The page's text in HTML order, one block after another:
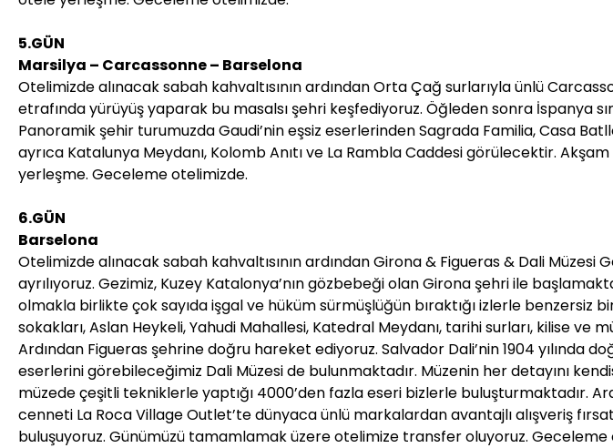
5.GÜN
Marsilya – Carcassonne – Barselona
Otelimizde alınacak sabah kahvaltısının ardından Orta Çağ surlarıyla ünlü
etrafında yürüyüş yaparak bu masalsı şehri keşfediyoruz. Öğleden sonra İspanya
Panoramik şehir turumuzda Gaudi’nin eşsiz eserlerinden Sagrada Familia, Casa
ayrıca Katalunya Meydanı, Kolomb Anıtı ve La Rambla Caddesi görülecektir.
yerleşme. Geceleme otelimizde.
6.GÜN
Barselona
Otelimizde alınacak sabah kahvaltısının ardından Girona & Figueras & Dali
ayrılıyoruz. Gezimiz, Kuzey Katalonya’nın gözbebeği olan Girona şehri ile
olmakla birlikte çok sayıda işgal ve hüküm sürmüşlüğün bıraktığı izlerle benzersiz
sokakları, Aslan Heykeli, Yahudi Mahallesi, Katedral Meydanı, tarihi surları, kilise ve
Ardından Figueras şehrine doğru hareket ediyoruz. Salvador Dali’nin 1904 yılında
eserlerini görebileceğimiz Dali Müzesi de bulunmaktadır. Müzenin her detayını
müzede çeşitli tekniklerle yaptığı 4000’den fazla eseri bizlerle buluşturmaktadır.
cenneti La Roca Village Outlet’te dünyaca ünlü markalardan avantajlı alışveriş
buluşuyoruz. Günümüzü tamamlamak üzere otelimize transfer oluyoruz. Geceleme